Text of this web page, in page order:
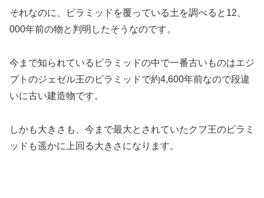
それなのに、ピラミッドを覆っている土を調べると12、
000年前の物と判明したそうなのです。
今まで知られているピラミッドの中で一番古いものはエジ
プトのジェゼル王のピラミッドで約4,600年前なので段違
いに古い建造物です。
しかも大きさも、今まで最大とされていたクフ王のピラミ
ッドも遥かに上回る大きさになります。